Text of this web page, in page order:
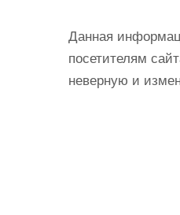
Данная
посетителям
неверную и